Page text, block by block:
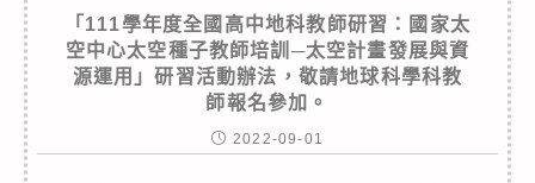
「111學年度全國高中地科教師研習：國家太
空中心太空種子教師培訓─太空計畫發展與資
源運用」研習活動辦法，敬請地球科學科教
師報名參加。
2022-09-01